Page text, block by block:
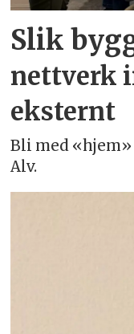
Slik
nettverk
eksternt
Bli med
Alv.